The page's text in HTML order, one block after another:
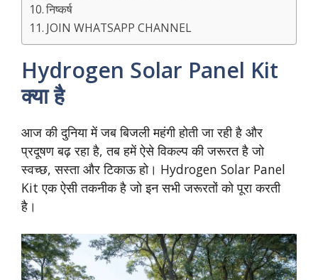
निष्कर्ष
JOIN WHATSAPP CHANNEL
Hydrogen Solar Panel Kit
क्या है
आज की दुनिया में जब बिजली महंगी होती जा रही है और
प्रदूषण बढ़ रहा है, तब हमें ऐसे विकल्प की जरूरत है जो
स्वच्छ, सस्ता और टिकाऊ हो। Hydrogen Solar Panel
Kit एक ऐसी तकनीक है जो इन सभी जरूरतों को पूरा करती
है।